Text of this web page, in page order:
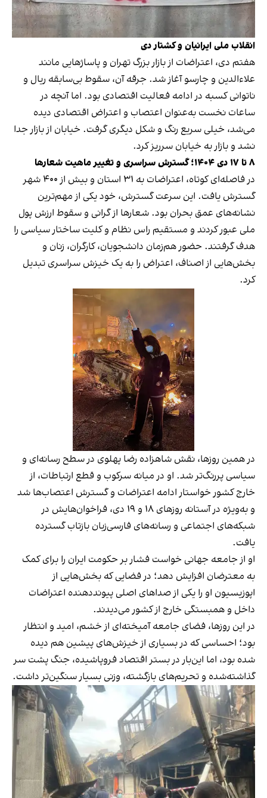
انقلاب ملی ایرانیان و کشتار دی
هفتم دی، اعتراضات از بازار بزرگ تهران و پاساژهایی مانند
علاءالدین و چارسو آغاز شد. جرقه آن، سقوط بی‌سابقه ریال و
ناتوانی کسبه در ادامه فعالیت اقتصادی بود. اما آنچه در
ساعات نخست به‌عنوان اعتصاب و اعتراض اقتصادی دیده
می‌شد، خیلی سریع رنگ و شکل دیگری گرفت. خیابان از بازار جدا
نشد و بازار به خیابان سرریز کرد.
۸ تا ۱۷ دی ۱۴۰۴؛ گسترش سراسری و تغییر ماهیت شعارها
در فاصله‌ای کوتاه، اعتراضات به ۳۱ استان و بیش از ۴۰۰ شهر
گسترش یافت. این سرعت گسترش، خود یکی از مهم‌ترین
نشانه‌های عمق بحران بود. شعارها از گرانی و سقوط ارزش پول
ملی عبور کردند و مستقیم راس نظام و کلیت ساختار سیاسی را
هدف گرفتند. حضور هم‌زمان دانشجویان، کارگران، زنان و
بخش‌هایی از اصناف، اعتراض را به یک خیزش سراسری تبدیل
کرد.
در همین روزها، نقش شاهزاده رضا پهلوی در سطح رسانه‌ای و
سیاسی پررنگ‌تر شد. او در میانه سرکوب و قطع ارتباطات، از
خارج کشور خواستار ادامه اعتراضات و گسترش اعتصاب‌ها شد
و به‌ویژه در آستانه روزهای ۱۸ و ۱۹ دی، فراخوان‌هایش در
شبکه‌های اجتماعی و رسانه‌های فارسی‌زبان بازتاب گسترده
یافت.
او از جامعه جهانی خواست فشار بر حکومت ایران را برای کمک
به معترضان افزایش دهد؛ در فضایی که بخش‌هایی از
اپوزیسیون او را یکی از صداهای اصلی پیونددهنده اعتراضات
داخل و همبستگی خارج از کشور می‌دیدند.
در این روزها، فضای جامعه آمیخته‌ای از خشم، امید و انتظار
بود؛ احساسی که در بسیاری از خیزش‌های پیشین هم دیده
شده بود، اما این‌بار در بستر اقتصاد فروپاشیده، جنگ پشت سر
گذاشته‌شده و تحریم‌های بازگشته، وزنی بسیار سنگین‌تر داشت.